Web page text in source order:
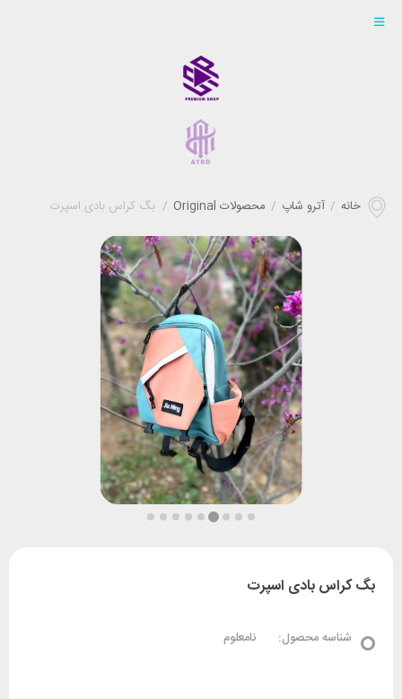
خانه / آترو شاپ / محصولات Original / بگ کراس بادی اسپرت
بگ کراس بادی اسپرت
شناسه محصول: نامعلوم